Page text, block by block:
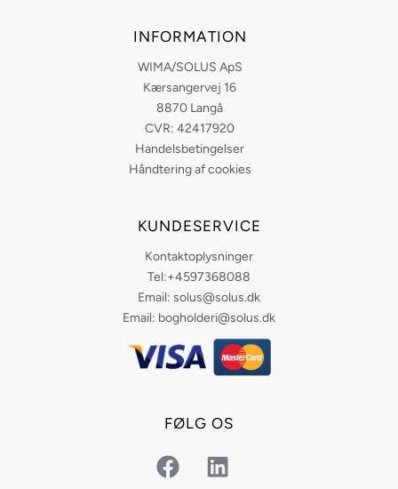
INFORMATION
WIMA/SOLUS ApS
Kærsangervej 16
8870 Langå
CVR: 42417920
Handelsbetingelser
Håndtering af cookies
KUNDESERVICE
Kontaktoplysninger
Tel:+4597368088
Email: solus@solus.dk
Email: bogholderi@solus.dk
FØLG OS
F
a
L
i